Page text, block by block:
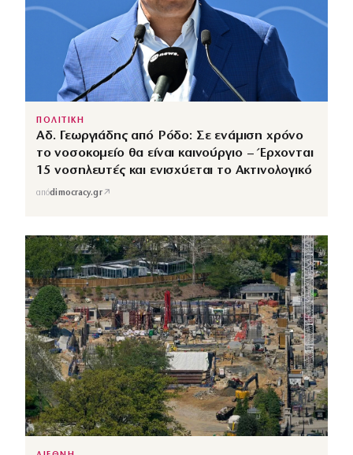
ΠΟΛΙΤΙΚΗ
Αδ. Γεωργιάδης από Ρόδο: Σε ενάμιση χρόνο
το νοσοκομείο θα είναι καινούργιο – Έρχονται
15 νοσηλευτές και ενισχύεται το Ακτινολογικό
απόdimocracy.gr↗